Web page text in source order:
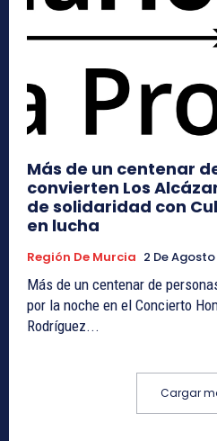
Más de un centenar
convierten Los
de solidaridad con
en lucha
Región De Murcia 2 De
Más de un centenar de
por la noche en el Concierto
Rodríguez...
Cargar